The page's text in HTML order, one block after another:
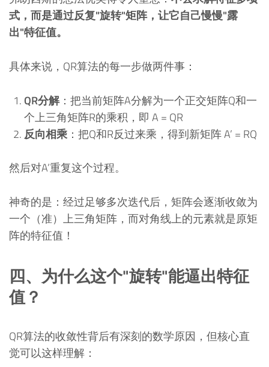
式，而是通过反复"旋转"矩阵，让它自己慢慢"露
出"特征值。
具体来说，QR算法的每一步做两件事：
QR分解：把当前矩阵A分解为一个正交矩阵Q和一
个上三角矩阵R的乘积，即 A = QR
反向相乘 ：把Q和R反过来乘，得到新矩阵 A’ = RQ
然后对A’重复这个过程。
神奇的是：经过足够多次迭代后，矩阵会逐渐收敛为
一个（准）上三角矩阵，而对角线上的元素就是原矩
阵的特征值！
四、为什么这个"旋转"能逼出特征
值？
QR算法的收敛性背后有深刻的数学原因，但核心直
觉可以这样理解：